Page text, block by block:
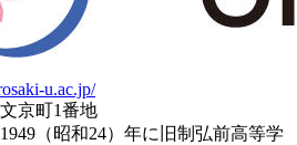
u.ac.jp/
京町1番地
（昭和24）年に旧制弘前高等学